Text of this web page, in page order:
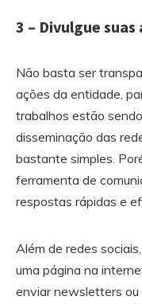
3 – Divulgue suas
Não basta ser
ações da entidade,
trabalhos estão
disseminação das
bastante simples.
ferramenta de
respostas rápidas e
Além de redes
uma página na
enviar newsletters ou